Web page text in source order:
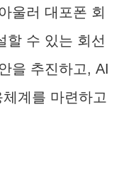
울러 대포폰 회
할 수 있는 회선
을 추진하고, AI
계를 마련하고